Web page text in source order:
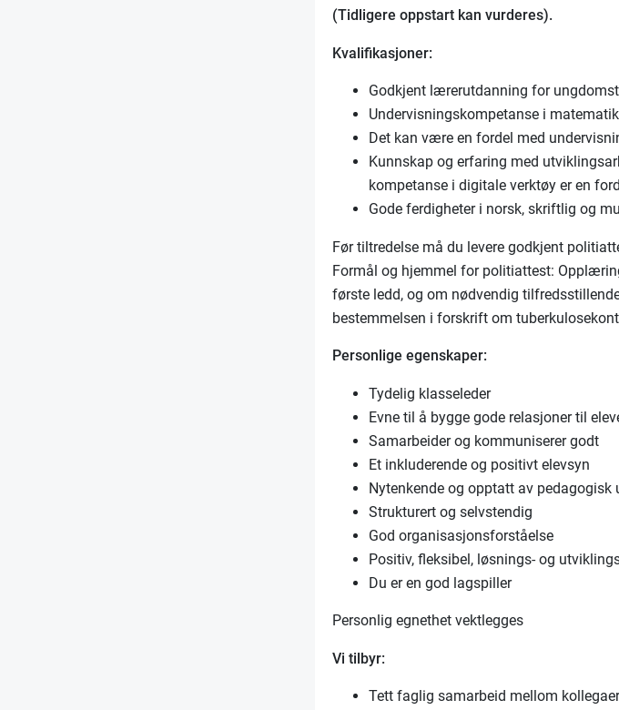
(Tidligere oppstart kan vurderes).
Kvalifikasjoner:
Godkjent lærerutdanning for
Undervisningskompetanse i
Det kan være en fordel med
Kunnskap og erfaring med
kompetanse i digitale verktøy er en
Gode ferdigheter i norsk, skriftlig og
Før tiltredelse må du levere godkjent
Formål og hjemmel for politiattest:
første ledd, og om nødvendig
bestemmelsen i forskrift om
Personlige egenskaper:
Tydelig klasseleder
Evne til å bygge gode relasjoner til
Samarbeider og kommuniserer godt
Et inkluderende og positivt elevsyn
Nytenkende og opptatt av pedagogisk
Strukturert og selvstendig
God organisasjonsforståelse
Positiv, fleksibel, løsnings- og
Du er en god lagspiller
Personlig egnethet vektlegges
Vi tilbyr:
Tett faglig samarbeid mellom